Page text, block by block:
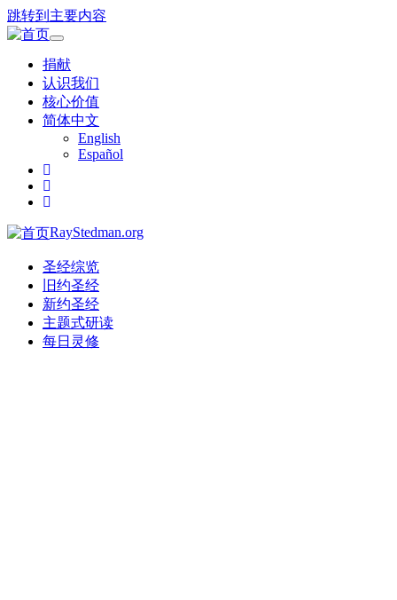
跳转到主要内容
Toggle
navigation
捐献
认识我们
核心价值
简体中文
English
Español
RayStedman.org
圣经综览
旧约圣经
新约圣经
主题式研读
每日灵修